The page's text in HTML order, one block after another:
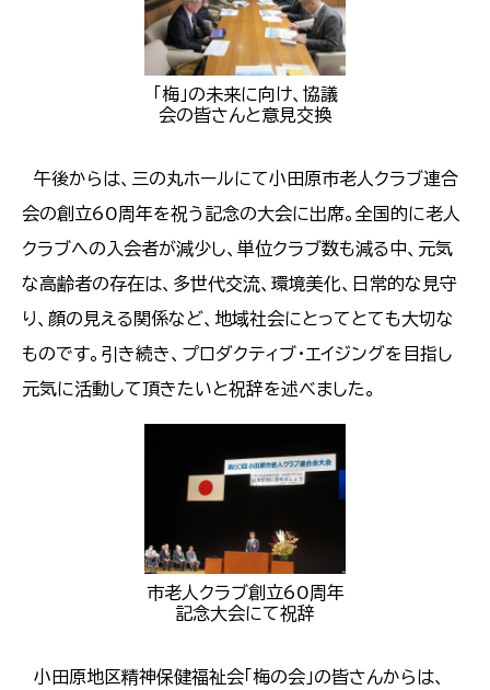
「梅」の未来に向け、協議
会の皆さんと意見交換
午後からは、三の丸ホールにて小田原市老人クラブ連合
会の創立60周年を祝う記念の大会に出席。全国的に老人
クラブへの入会者が減少し、単位クラブ数も減る中、元気
な高齢者の存在は、多世代交流、環境美化、日常的な見守
り、顔の見える関係など、地域社会にとってとても大切な
ものです。引き続き、プロダクティブ・エイジングを目指し
元気に活動して頂きたいと祝辞を述べました。
市老人クラブ創立60周年
記念大会にて祝辞
小田原地区精神保健福祉会「梅の会」の皆さんからは、